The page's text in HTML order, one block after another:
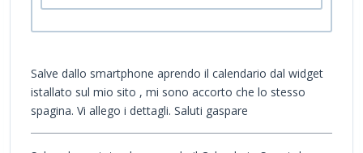
Salve dallo smartphone aprendo il calendario dal widget
istallato sul mio sito , mi sono accorto che lo stesso
spagina. Vi allego i dettagli. Saluti gaspare